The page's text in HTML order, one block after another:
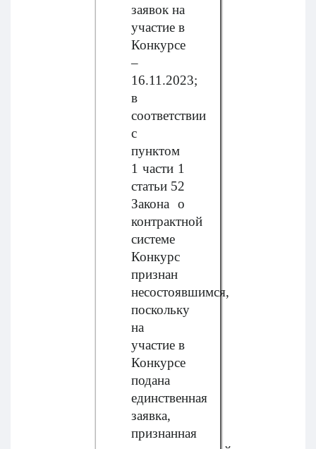
заявок на
участие в
Конкурсе
–
16.11.2023;
в
соответствии
с
пунктом
1 части 1
статьи 52
Закона о
контрактной
системе
Конкурс
признан
несостоявшимся,
поскольку
на
участие в
Конкурсе
подана
единственная
заявка,
признанная